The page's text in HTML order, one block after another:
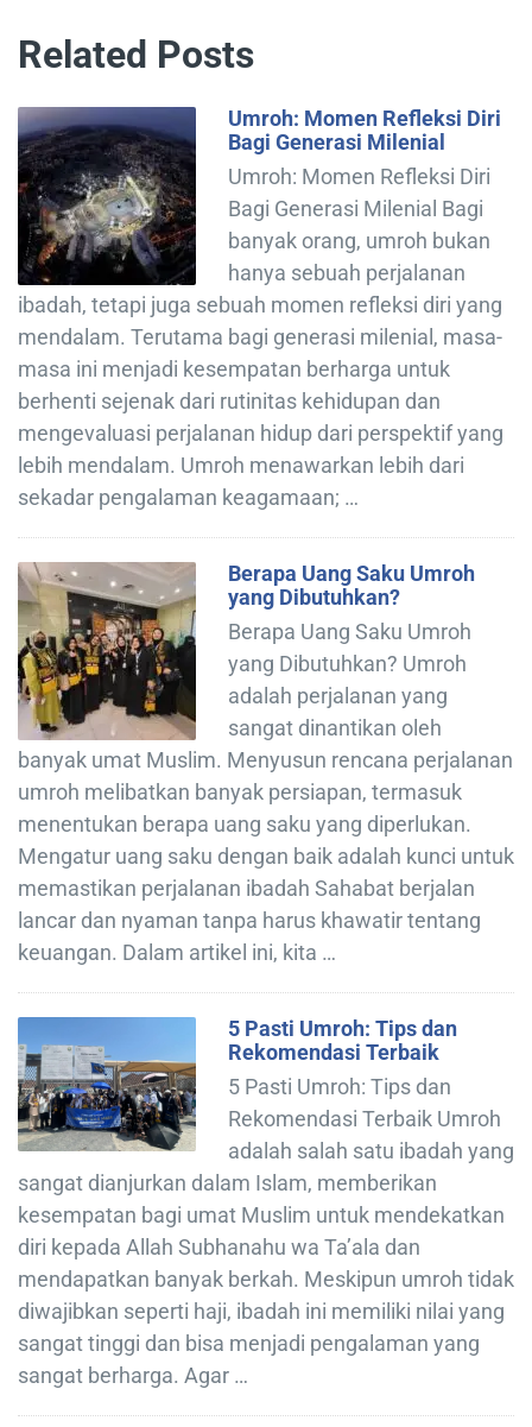
Related Posts
Umroh: Momen Refleksi Diri
Bagi Generasi Milenial
Umroh: Momen Refleksi Diri
Bagi Generasi Milenial Bagi
banyak orang, umroh bukan
hanya sebuah perjalanan
ibadah, tetapi juga sebuah momen refleksi diri yang
mendalam. Terutama bagi generasi milenial, masa-
masa ini menjadi kesempatan berharga untuk
berhenti sejenak dari rutinitas kehidupan dan
mengevaluasi perjalanan hidup dari perspektif yang
lebih mendalam. Umroh menawarkan lebih dari
sekadar pengalaman keagamaan; …
Berapa Uang Saku Umroh
yang Dibutuhkan?
Berapa Uang Saku Umroh
yang Dibutuhkan? Umroh
adalah perjalanan yang
sangat dinantikan oleh
banyak umat Muslim. Menyusun rencana perjalanan
umroh melibatkan banyak persiapan, termasuk
menentukan berapa uang saku yang diperlukan.
Mengatur uang saku dengan baik adalah kunci untuk
memastikan perjalanan ibadah Sahabat berjalan
lancar dan nyaman tanpa harus khawatir tentang
keuangan. Dalam artikel ini, kita …
5 Pasti Umroh: Tips dan
Rekomendasi Terbaik
5 Pasti Umroh: Tips dan
Rekomendasi Terbaik Umroh
adalah salah satu ibadah yang
sangat dianjurkan dalam Islam, memberikan
kesempatan bagi umat Muslim untuk mendekatkan
diri kepada Allah Subhanahu wa Ta’ala dan
mendapatkan banyak berkah. Meskipun umroh tidak
diwajibkan seperti haji, ibadah ini memiliki nilai yang
sangat tinggi dan bisa menjadi pengalaman yang
sangat berharga. Agar …